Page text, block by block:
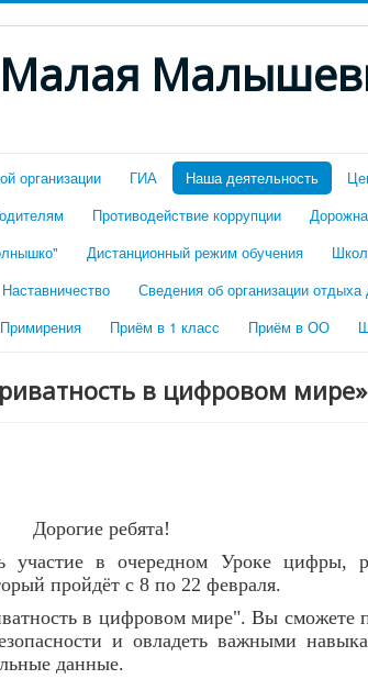
организации ГИА Наша деятельность
Противодействие коррупции
Дистанционный режим обучения
Наставничество Сведения об организации
Приём в 1 класс Приём в ОО
в цифровом мире»
Дорогие ребята!
в очередном Уроке цифры,
пройдёт с 8 по 22 февраля.
в цифровом мире". Вы сможете
и овладеть важными
данные.